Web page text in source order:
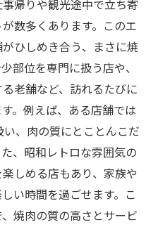
帰りや観光途中で立ち寄
数多くあります。このエ
ひしめき合う、まさに焼
部位を専門に扱う店や、
老舗など、訪れるたびに
。例えば、ある店舗では
、肉の質にとことんこだ
、昭和レトロな雰囲気の
しめる店もあり、家族や
い時間を過ごせます。こ
焼肉の質の高さとサービ